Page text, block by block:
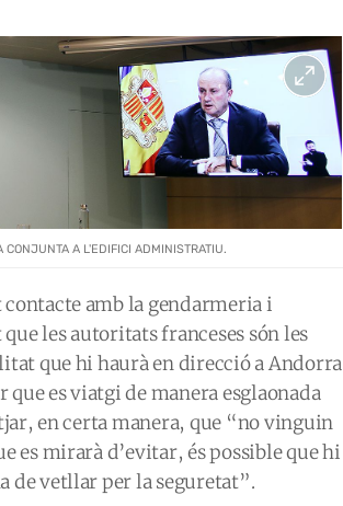
A L'EDIFICI ADMINISTRATIU.
amb la gendarmeria i
les autoritats franceses són les
que hi haurà en direcció a Andorra
es viatgi de manera esglaonada
en certa manera, que “no vinguin
es mirarà d’evitar, és possible que hi
de vetllar per la seguretat”.